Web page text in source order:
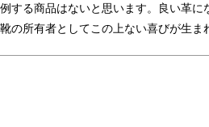
する商品はないと思います。良い革
の所有者としてこの上ない喜びが生ま